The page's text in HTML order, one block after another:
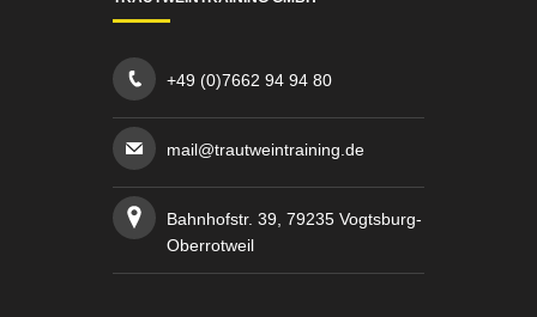
+49 (0)7662 94 94 80
mail@trautweintraining.de
Bahnhofstr. 39, 79235 Vogtsburg-
Oberrotweil